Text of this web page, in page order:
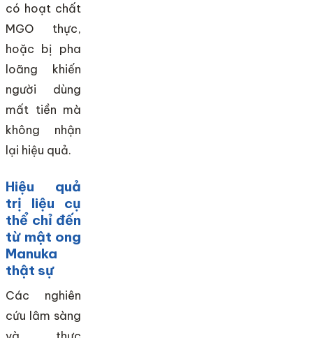
có hoạt chất
MGO thực,
hoặc bị pha
loãng khiến
người dùng
mất tiền mà
không nhận
lại hiệu quả.
Hiệu quả
trị liệu cụ
thể chỉ đến
từ mật ong
Manuka
thật sự
Các nghiên
cứu lâm sàng